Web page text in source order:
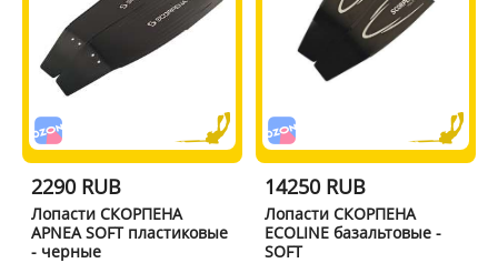
2290 RUB
Лопасти СКОРПЕНА
APNEA SOFT пластиковые
- черные
14250 RUB
Лопасти СКОРПЕНА
ECOLINE базальтовые -
SOFT